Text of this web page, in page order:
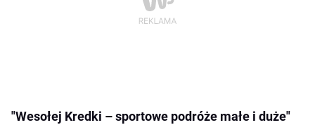
"Wesołej Kredki – sportowe podróże małe i duże"